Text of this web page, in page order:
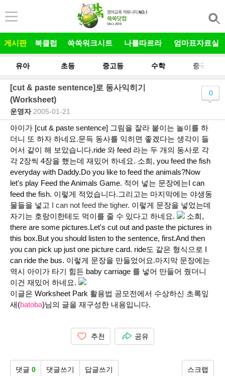
게시판 북클럽 쑥쑥워크시트 나를따르라 엄마표자료실
유아 초등 중고등 수학 중국어
[cut & paste sentence]로 동사익히기
(Worksheet)
운영자| 2005-01-21
0
아이가 [cut & paste sentence] 그림을 잘라 붙이는 놀이를 하
더니 또 하자 하네요.문득 동사를 익히면 좋겠다는 생각이 들
어서 같이 해 보았습니다.ride 와 feed 라는 두 개의 동사로 각
각 2장씩 4장을 했는데 재밌어 하네요. 소희, you feed the fish
everyday with Daddy.Do you like to feed the animals?Now
let's play Feed the Animals Game. 적어 넣는 문장에는I can
feed the fish. 이렇게 적었습니다.그리고는 마지막에는 야생동
물들을 넣고 I can not feed the tigher. 이렇게 문장을 넣었는데
자기는 호랑이한테도 먹이를 줄 수 있다고 하네요.
소희,
there are some pictures.Let's cut out and paste the pictures in
this box.But you should listen to the sentence, first.And then
you can pick up just one picture card. ride도 같은 형식으로 I
can ride the bus. 이렇게 문장을 만들었어요.마지막 문장에는
역시 아이가 타기 힘든 baby carriage 를 넣어 만들어 줬더니
이건 재밌어 하네요.
이글은 Worksheet Park 활용법 공모전에서 수상하신 초록잎
새(batoba)님의 글을 재구성한 내용입니다.
추천 공유
댓글 0 댓글쓰기 답글쓰기 스크랩